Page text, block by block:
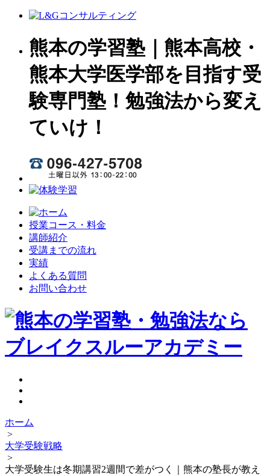
熊本の学習塾｜熊本高校・
熊本大学医学部を目指す受
験専門塾！勉強法から変え
ていけ！
授業コース・料金
講師紹介
受講までの流れ
実績
よくある質問
お問い合わせ
ホーム
>
大学受験戦略
>
大学受験生は冬期講習2週間で差がつく｜熊本の塾長が教え